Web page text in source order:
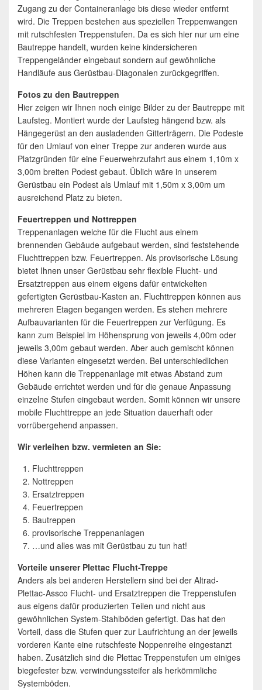
Zugang zu der Containeranlage bis diese wieder entfernt
wird. Die Treppen bestehen aus speziellen Treppenwangen
mit rutschfesten Treppenstufen. Da es sich hier nur um eine
Bautreppe handelt, wurden keine kindersicheren
Treppengeländer eingebaut sondern auf gewöhnliche
Handläufe aus Gerüstbau-Diagonalen zurückgegriffen.
Fotos zu den Bautreppen
Hier zeigen wir Ihnen noch einige Bilder zu der Bautreppe mit
Laufsteg. Montiert wurde der Laufsteg hängend bzw. als
Hängegerüst an den ausladenden Gitterträgern. Die Podeste
für den Umlauf von einer Treppe zur anderen wurde aus
Platzgründen für eine Feuerwehrzufahrt aus einem 1,10m x
3,00m breiten Podest gebaut. Üblich wäre in unserem
Gerüstbau ein Podest als Umlauf mit 1,50m x 3,00m um
ausreichend Platz zu bieten.
Feuertreppen und Nottreppen
Treppenanlagen welche für die Flucht aus einem
brennenden Gebäude aufgebaut werden, sind feststehende
Fluchttreppen bzw. Feuertreppen. Als provisorische Lösung
bietet Ihnen unser Gerüstbau sehr flexible Flucht- und
Ersatztreppen aus einem eigens dafür entwickelten
gefertigten Gerüstbau-Kasten an. Fluchttreppen können aus
mehreren Etagen begangen werden. Es stehen mehrere
Aufbauvarianten für die Feuertreppen zur Verfügung. Es
kann zum Beispiel im Höhensprung von jeweils 4,00m oder
jeweils 3,00m gebaut werden. Aber auch gemischt können
diese Varianten eingesetzt werden. Bei unterschiedlichen
Höhen kann die Treppenanlage mit etwas Abstand zum
Gebäude errichtet werden und für die genaue Anpassung
einzelne Stufen eingebaut werden. Somit können wir unsere
mobile Fluchttreppe an jede Situation dauerhaft oder
vorrübergehend anpassen.
Wir verleihen bzw. vermieten an Sie:
Fluchttreppen
Nottreppen
Ersatztreppen
Feuertreppen
Bautreppen
provisorische Treppenanlagen
…und alles was mit Gerüstbau zu tun hat!
Vorteile unserer Plettac Flucht-Treppe
Anders als bei anderen Herstellern sind bei der Altrad-
Plettac-Assco Flucht- und Ersatztreppen die Treppenstufen
aus eigens dafür produzierten Teilen und nicht aus
gewöhnlichen System-Stahlböden gefertigt. Das hat den
Vorteil, dass die Stufen quer zur Laufrichtung an der jeweils
vorderen Kante eine rutschfeste Noppenreihe eingestanzt
haben. Zusätzlich sind die Plettac Treppenstufen um einiges
biegefester bzw. verwindungssteifer als herkömmliche
Systemböden.